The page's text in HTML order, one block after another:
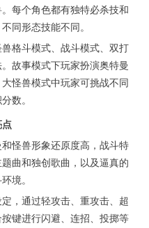
每个角色都有独特必杀技和
同形态技能不同。
格斗模式、战斗模式、双打
故事模式下玩家扮演奥特曼
怪兽模式中玩家可挑战不同
数。
点
怪兽形象还原度高，战斗特
曲和独创歌曲，以及逼真的
境。
，通过轻攻击、重攻击、超
键进行闪避、连招、投掷等